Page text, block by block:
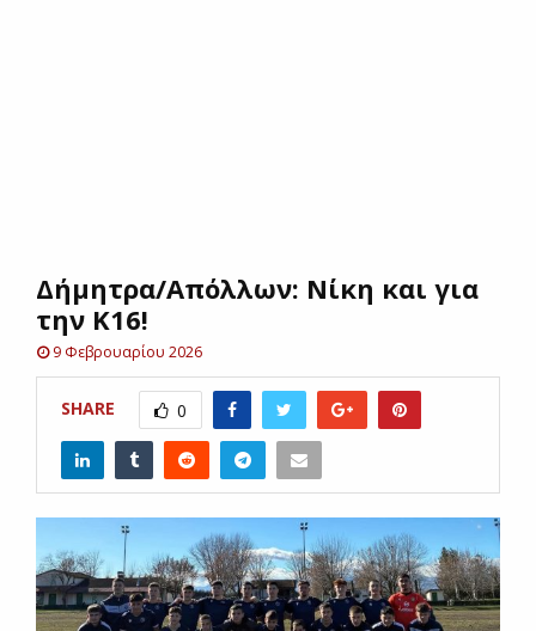
UΔήμητρα/Απόλλων: Νίκη και για
την Κ16!
9 Φεβρουαρίου 2026
SHARE 0